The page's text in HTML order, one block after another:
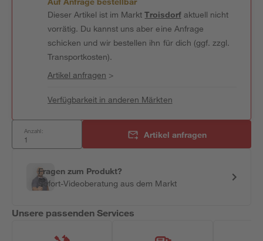
Dieser Artikel ist im MarktTroisdorfaktuell nicht
vorrätig. Du kannst uns aber eine Anfrage
schicken und wir bestellen ihn für dich (ggf. zzgl.
Transportkosten).
Artikel anfragen >
Verfügbarkeit in anderen Märkten
Anzahl: Artikel anfragen
Fragen zum Produkt?
Sofort-Videoberatung aus dem Markt
Unsere passenden Services